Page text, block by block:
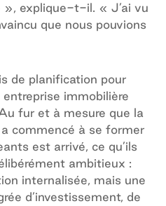
», explique-t-il. « J’ai vu
que nous pouvions
de planification pour
entreprise immobilière
fur et à mesure que la
commencé à se former
est arrivé, ce qu’ils
ambitieux :
internalisée, mais une
d’investissement, de